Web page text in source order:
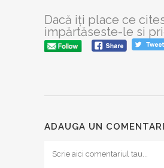
Dacă iți place ce
impărtăseste-le si
ADAUGA UN